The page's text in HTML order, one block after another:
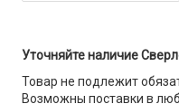
Уточняйте наличие
Товар не подлежит
Возможны поставки в